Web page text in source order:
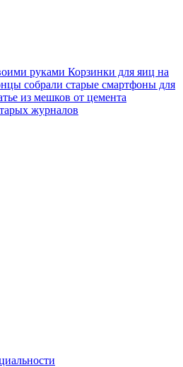
руками Корзинки для яиц на
собрали старые смартфоны для
из мешков от цемента
журналов